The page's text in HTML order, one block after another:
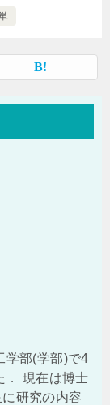
学部(学部)で4
． 現在は博士
研究の内容